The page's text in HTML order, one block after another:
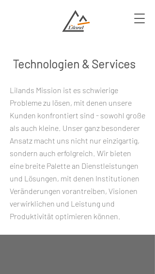
Technologien & Services
Lilands Mission ist es schwierige
Probleme zu lösen, mit denen unsere
Kunden konfrontiert sind - sowohl große
als auch kleine. Unser ganz besonderer
Ansatz macht uns nicht nur einzigartig,
sondern auch erfolgreich. Wir bieten
eine breite Palette an Dienstleistungen
und Lösungen, mit denen Institutionen
Veränderungen vorantreiben, Visionen
verwirklichen und Leistung und
Produktivität optimieren können.